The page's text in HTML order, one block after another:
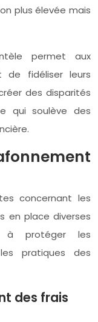
plus élevée mais
permet aux
de fidéliser leurs
des disparités
qui soulève des
concernant les
en place diverses
à protéger les
pratiques des
des frais